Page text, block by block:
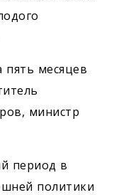
месяцев
министр
период в
политики